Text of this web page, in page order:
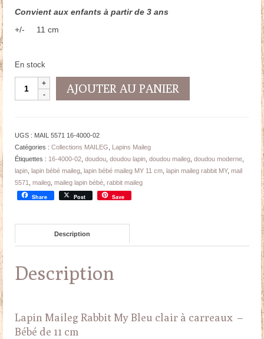
Convient aux enfants à partir de 3 ans
+/- 11 cm
En stock
quantité
Bleu
clair
Haut
11
AJOUTER AU PANIER
UGS : MAIL 5571 16-4000-02
Catégories : Collections MAILEG
Lapins Maileg
Étiquettes : 16-4000-02 doudou doudou lapin doudou maileg doudou moderne
lapin
lapin bébé maileg lapin bébé maileg MY 11 cm lapin maileg rabbit MY, mail
5571
maileg maileg lapin bébé rabbit maileg
Share Post Save
Description
Description
Lapin Maileg Rabbit My Bleu clair à carreaux –
Bébé de 11 cm